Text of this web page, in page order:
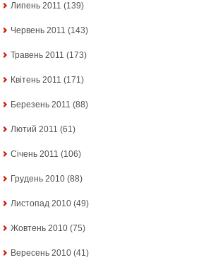
Липень 2011 (139)
Червень 2011 (143)
Травень 2011 (173)
Квітень 2011 (171)
Березень 2011 (88)
Лютий 2011 (61)
Січень 2011 (106)
Грудень 2010 (88)
Листопад 2010 (49)
Жовтень 2010 (75)
Вересень 2010 (41)